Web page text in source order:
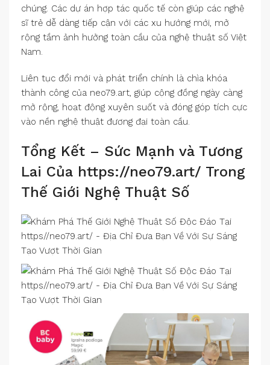
chúng. Các dự án hợp tác quốc tế còn giúp các nghệ
sĩ trẻ dễ dàng tiếp cận với các xu hướng mới, mở
rộng tầm ảnh hưởng toàn cầu của nghệ thuật số Việt
Nam.
Liên tục đổi mới và phát triển chính là chìa khóa
thành công của neo79.art, giúp cộng đồng ngày càng
mở rộng, hoạt động xuyên suốt và đóng góp tích cực
vào nền nghệ thuật đương đại toàn cầu.
Tổng Kết – Sức Mạnh và Tương
Lai Của https://neo79.art/ Trong
Thế Giới Nghệ Thuật Số